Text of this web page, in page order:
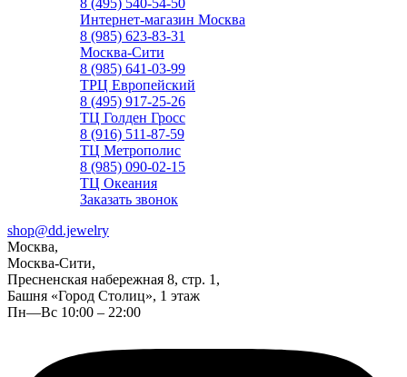
8 (495) 540-54-50
Интернет-магазин Москва
8 (985) 623-83-31
Москва-Сити
8 (985) 641-03-99
ТРЦ Европейский
8 (495) 917-25-26
ТЦ Голден Гросс
8 (916) 511-87-59
ТЦ Метрополис
8 (985) 090-02-15
ТЦ Океания
Заказать звонок
shop@dd.jewelry
Москва,
Москва-Сити,
Пресненская набережная 8, стр. 1,
Башня «Город Столиц», 1 этаж
Пн—Вс 10:00 – 22:00